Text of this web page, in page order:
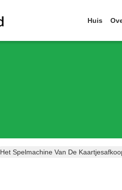
Huis
Het Spelmachine Van De